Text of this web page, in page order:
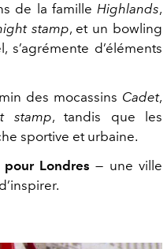
de la famille Highlands,
stamp, et un bowling
s’agrémente d’éléments
des mocassins Cadet,
stamp, tandis que les
sportive et urbaine.
pour Londres— une ville